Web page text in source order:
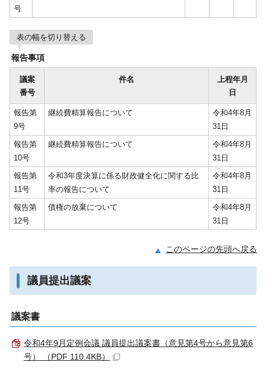
号
表の幅を切り替える
報告事項
議案
番号
件名
上程年月
日
報告第
9号
継続費精算報告について
令和4年8月
31日
報告第
10号
継続費精算報告について
令和4年8月
31日
報告第
11号
令和3年度決算に係る財政健全化に関する比
率の報告について
令和4年8月
31日
報告第
12号
債権の放棄について
令和4年8月
31日
このページの先頭へ戻る
議員提出議案
議案書
令和4年9月定例会議 議員提出議案書（意見第4号から意見第6
号） （PDF 110.4KB）